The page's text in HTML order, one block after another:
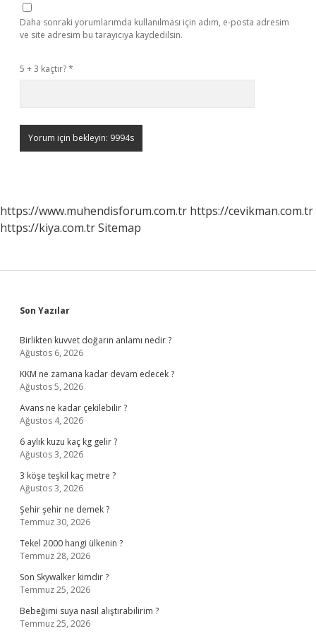
Daha sonraki yorumlarımda kullanılması için adım, e-posta adresim
ve site adresim bu tarayıcıya kaydedilsin.
5 + 3 kaçtır?*
https://www.muhendisforum.com.tr https://cevikman.com.tr
https://kiya.com.trSitemap
Sidebar
Son Yazılar
Birlikten kuvvet doğarın anlamı nedir ?
Ağustos 6, 2026
KKM ne zamana kadar devam edecek ?
Ağustos 5, 2026
Avans ne kadar çekilebilir ?
Ağustos 4, 2026
6 aylık kuzu kaç kg gelir ?
Ağustos 3, 2026
3 köşe teşkil kaç metre ?
Ağustos 3, 2026
Şehir şehir ne demek ?
Temmuz 30, 2026
Tekel 2000 hangi ülkenin ?
Temmuz 28, 2026
Son Skywalker kimdir ?
Temmuz 25, 2026
Bebeğimi suya nasıl alıştırabilirim ?
Temmuz 25, 2026